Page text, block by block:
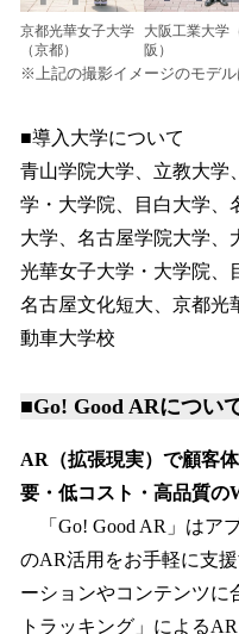
京都光華女子大学
（京都）
大阪工業大学
阪）
※上記の撮影イメージのモデル
■導入大学について
青山学院大学、立教大学
学・大学院、目白大学、
大学、名古屋学院大学、
光華女子大学・大学院、
名古屋文化短大、京都光
動車大学校
■Go! Good ARについ
AR（拡張現実）で顧客
要・低コスト・高品質
「Go! Good AR」はア
のAR活用をお手軽に支
ーションやコンテンツに
トラッキング」による